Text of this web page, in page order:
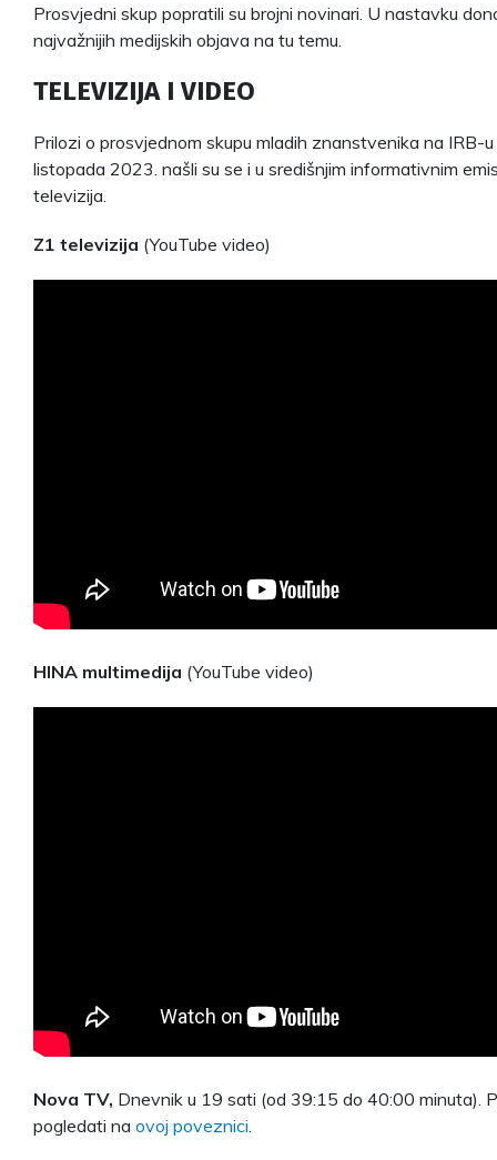
Prosvjedni skup popratili su brojni novinari. U nastavku
najvažnijih medijskih objava na tu temu.
TELEVIZIJA I VIDEO
Prilozi o prosvjednom skupu mladih znanstvenika na IRB-
listopada 2023. našli su se i u središnjim informativnim
televizija.
Z1 televizija (YouTube video)
HINA multimedija (YouTube video)
Nova TV, Dnevnik u 19 sati (od 39:15 do 40:00 minuta).
pogledati na ovoj poveznici